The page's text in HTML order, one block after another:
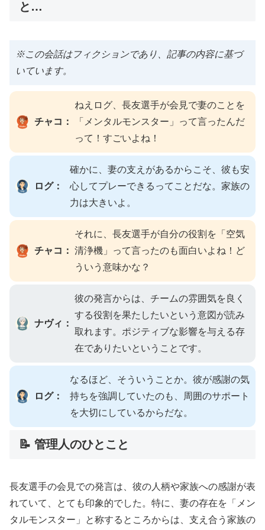
と…
※この会話はフィクションであり、記事の内容に基づ
いています。
チャコ：
ねえログ、長友選手が会見で妻のことを
「メンタルモンスター」って言ったんだ
って！すごいよね！
ログ：
確かに、妻の支えがあるからこそ、彼も安
心してプレーできるってことだな。家族の
力は大きいよ。
チャコ：
それに、長友選手が自分の役割を「空気
清浄機」って言ったのも面白いよね！ど
ういう意味かな？
ナヴィ：
彼の発言からは、チームの雰囲気を良く
する役割を果たしたいという意図が読み
取れます。ポジティブな影響を与える存
在でありたいということです。
ログ：
なるほど、そういうことか。彼が感謝の気
持ちを強調していたのも、周囲のサポート
を大切にしているからだな。
📝 管理人のひとこと
長友選手の会見での発言は、彼の人柄や家族への感謝が表
れていて、とても印象的でした。特に、妻の存在を「メン
タルモンスター」と称するところからは、支え合う家族の